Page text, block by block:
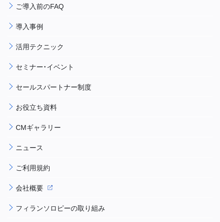
ご導入前のFAQ
導入事例
活用テクニック
セミナー・イベント
セールスパートナー制度
お役立ち資料
CMギャラリー
ニュース
ご利用規約
会社概要
フィランソロピーの取り組み